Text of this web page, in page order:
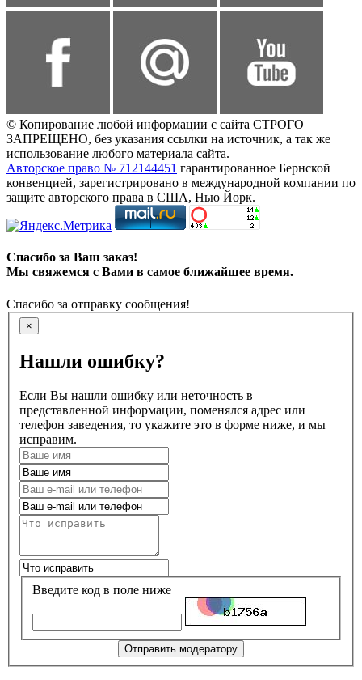
© Копирование любой информации с сайта СТРОГО
ЗАПРЕЩЕНО, без указания ссылки на источник, а так же
использование любого материала сайта.
Авторское право № 712144451 гарантированное Бернской
конвенцией, зарегистрировано в международной компании по
защите авторского права в США, Нью Йорк.
Спасибо за Ваш заказ!
Мы свяжемся с Вами в самое ближайшее время.
Спасибо за отправку сообщения!
×
Нашли ошибку?
Если Вы нашли ошибку или неточность в
представленной информации, поменялся адрес или
телефон заведения, то укажите это в форме ниже, и мы
исправим.
Введите код в поле ниже
Отправить модератору